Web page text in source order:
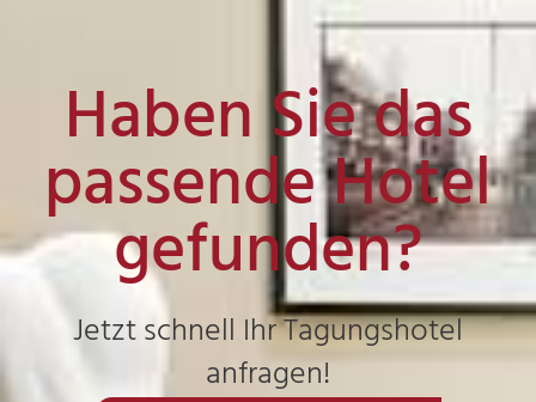
Haben Sie das
passende Hotel
gefunden?
Jetzt schnell Ihr Tagungshotel
anfragen!